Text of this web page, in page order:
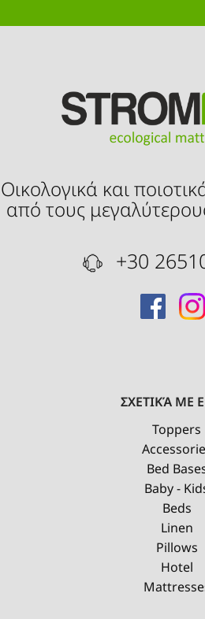
Οικολογικά και
από τους
+30
ΣΧΕΤΙΚΆ ΜΕ
Toppers
Bed
Baby -
Beds
Linen
Pillows
Hotel